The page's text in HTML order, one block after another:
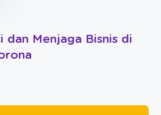
dan Menjaga Bisnis di